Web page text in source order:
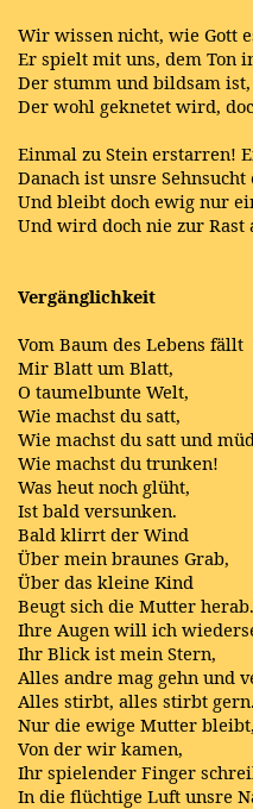
Wir wissen nicht, wie Gott
Er spielt mit uns, dem Ton
Der stumm und bildsam
Der wohl geknetet wird,
Einmal zu Stein erstarren!
Danach ist unsre Sehnsucht
Und bleibt doch ewig nur
Und wird doch nie zur Rast
Vergänglichkeit
Vom Baum des Lebens fällt
Mir Blatt um Blatt,
O taumelbunte Welt,
Wie machst du satt,
Wie machst du satt und
Wie machst du trunken!
Was heut noch glüht,
Ist bald versunken.
Bald klirrt der Wind
Über mein braunes Grab,
Über das kleine Kind
Beugt sich die Mutter herab.
Ihre Augen will ich
Ihr Blick ist mein Stern,
Alles andre mag gehn und
Alles stirbt, alles stirbt gern.
Nur die ewige Mutter bleibt,
Von der wir kamen,
Ihr spielender Finger
In die flüchtige Luft unsre